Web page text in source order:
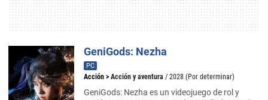
GeniGods: Nezha
PC
Acción > Acción y aventura / 2028 (Por determinar)
GeniGods: Nezha es un videojuego de rol y